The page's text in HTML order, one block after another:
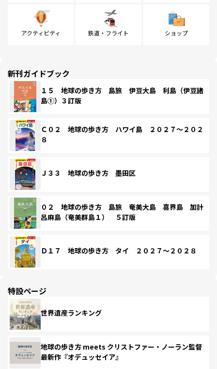
アクティビティ 鉄道・フライト ショップ
新刊ガイドブック
１５ 地球の歩き方 島旅 伊豆大島 利島（伊豆諸
島①）３訂版
Ｃ０２ 地球の歩き方 ハワイ島 ２０２７～２０２
８
Ｊ３３ 地球の歩き方 墨田区
０２ 地球の歩き方 島旅 奄美大島 喜界島 加計
呂麻島（奄美群島１） ５訂版
Ｄ１７ 地球の歩き方 タイ ２０２７～２０２８
特設ページ
世界遺産ランキング
地球の歩き方 meets クリストファー・ノーラン監督
最新作『オデュッセイア』